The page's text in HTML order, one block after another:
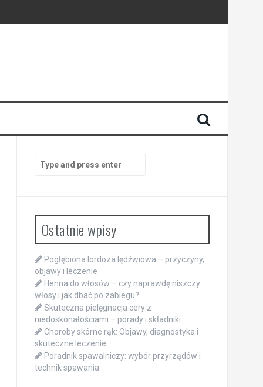
for:
Ostatnie wpisy
Pogłębiona lordoza lędźwiowa – przyczyny,
objawy i leczenie
Henna do włosów – czy naprawdę niszczy
włosy i jak dbać po zabiegu?
Skuteczna pielęgnacja cery z
niedoskonałościami – porady i składniki
Choroby skórne rąk: Objawy, diagnostyka i
skuteczne leczenie
Poradnik spawalniczy: wybór przyrządów i
technik spawania